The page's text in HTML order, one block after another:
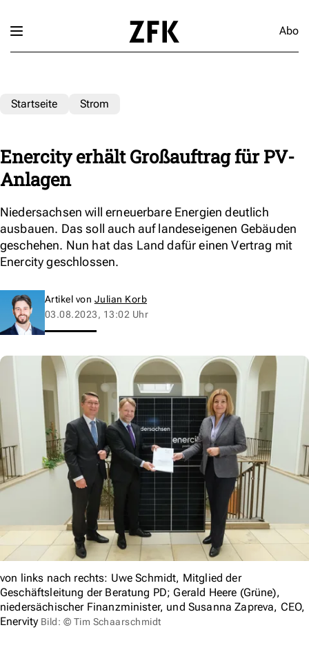
Abo
Startseite Strom
Enercity erhält Großauftrag für PV-
Anlagen
Niedersachsen will erneuerbare Energien deutlich
ausbauen. Das soll auch auf landeseigenen Gebäuden
geschehen. Nun hat das Land dafür einen Vertrag mit
Enercity geschlossen.
Artikel von Julian Korb
03.08.2023, 13:02 Uhr
von links nach rechts: Uwe Schmidt, Mitglied der
Geschäftsleitung der Beratung PD; Gerald Heere (Grüne),
niedersächischer Finanzminister, und Susanna Zapreva, CEO,
Enervity Bild: © Tim Schaarschmidt